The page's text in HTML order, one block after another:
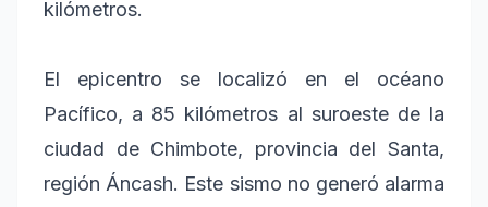
kilómetros.
El epicentro se localizó en el océano
Pacífico, a 85 kilómetros al suroeste de la
ciudad de Chimbote, provincia del Santa,
región Áncash. Este sismo no generó alarma